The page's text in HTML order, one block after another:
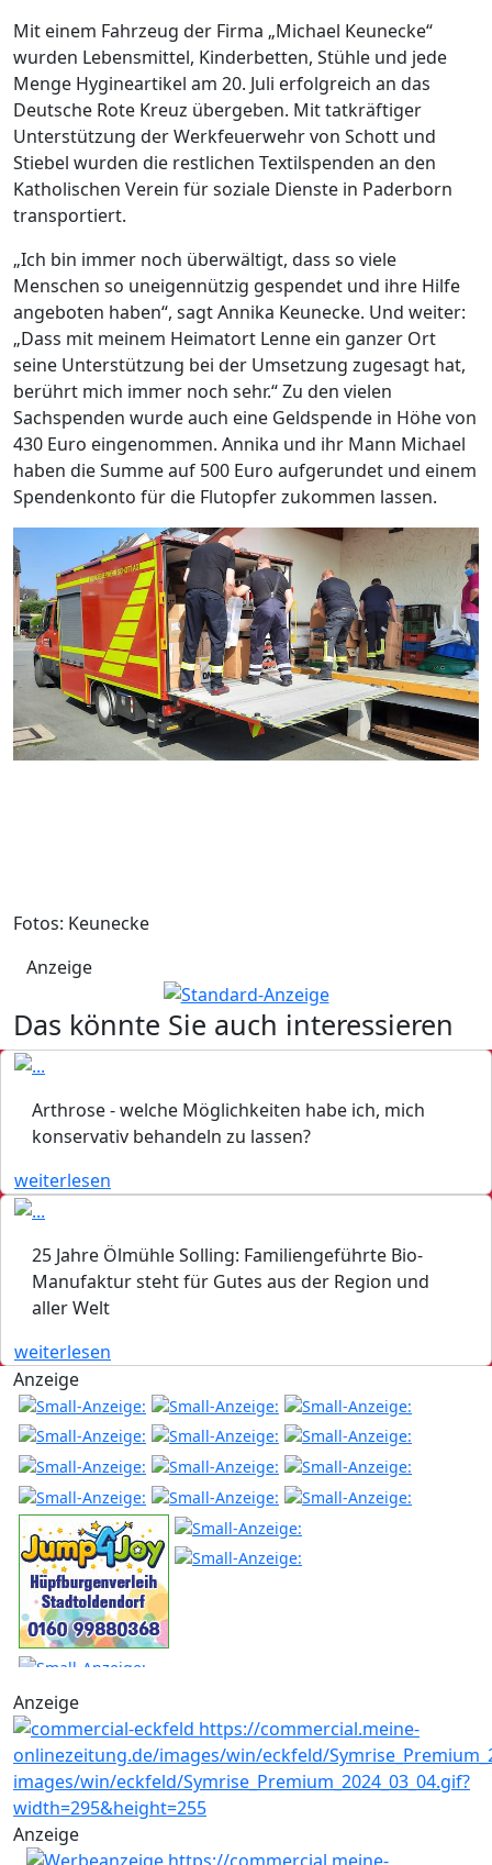
Mit einem Fahrzeug der Firma „Michael Keunecke“
wurden Lebensmittel, Kinderbetten, Stühle und jede
Menge Hygineartikel am 20. Juli erfolgreich an das
Deutsche Rote Kreuz übergeben. Mit tatkräftiger
Unterstützung der Werkfeuerwehr von Schott und
Stiebel wurden die restlichen Textilspenden an den
Katholischen Verein für soziale Dienste in Paderborn
transportiert.
„Ich bin immer noch überwältigt, dass so viele
Menschen so uneigennützig gespendet und ihre Hilfe
angeboten haben“, sagt Annika Keunecke. Und weiter:
„Dass mit meinem Heimatort Lenne ein ganzer Ort
seine Unterstützung bei der Umsetzung zugesagt hat,
berührt mich immer noch sehr.“ Zu den vielen
Sachspenden wurde auch eine Geldspende in Höhe von
430 Euro eingenommen. Annika und ihr Mann Michael
haben die Summe auf 500 Euro aufgerundet und einem
Spendenkonto für die Flutopfer zukommen lassen.
Fotos: Keunecke
Anzeige
Das könnte Sie auch interessieren
Arthrose - welche Möglichkeiten habe ich, mich
konservativ behandeln zu lassen?
weiterlesen
25 Jahre Ölmühle Solling: Familiengeführte Bio-
Manufaktur steht für Gutes aus der Region und
aller Welt
weiterlesen
Anzeige
Anzeige
Anzeige